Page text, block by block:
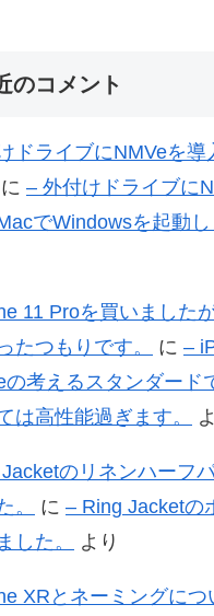
のコメント
ドライブにNMVeを導
に – 外付けドライブに
でWindowsを起動し
11 Proを買いました
たつもりです。
に –
の考えるスタンダード
は高性能過ぎます。
のリネンハーフ
。
に – Ring Jacketの
した。
より
XRとネーミングにつ